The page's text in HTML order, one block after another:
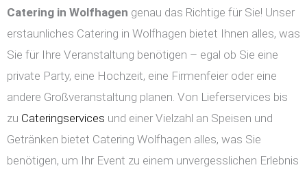
Catering in Wolfhagen genau das Richtige für Sie! Unser
erstaunliches Catering in Wolfhagen bietet Ihnen alles, was
Sie für Ihre Veranstaltung benötigen – egal ob Sie eine
private Party, eine Hochzeit, eine Firmenfeier oder eine
andere Großveranstaltung planen. Von Lieferservices bis
zu Cateringservices und einer Vielzahl an Speisen und
Getränken bietet Catering Wolfhagen alles, was Sie
benötigen, um Ihr Event zu einem unvergesslichen Erlebnis